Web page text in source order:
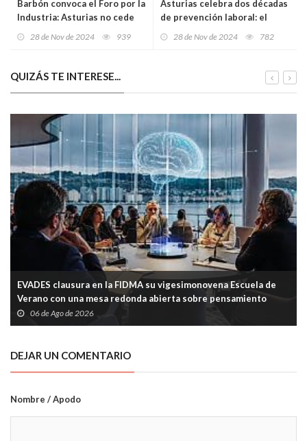
Barbón convoca el Foro por la
Industria: Asturias no cede
28 de Nov de 2024 939
Asturias celebra dos décadas
de prevención laboral: el
28 de Nov de 2024 782
QUIZÁS TE INTERESE...
EVADES clausura en la FIDMA su vigesimonovena Escuela de
Verano con una mesa redonda abierta sobre pensamiento
crítico y tecnología
06 de Ago de 2026
DEJAR UN COMENTARIO
Nombre / Apodo